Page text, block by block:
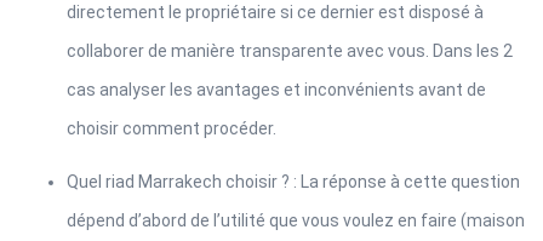
directement le propriétaire si ce dernier est disposé à
collaborer de manière transparente avec vous. Dans les 2
cas analyser les avantages et inconvénients avant de
choisir comment procéder.
Quel riad Marrakech choisir ? : La réponse à cette question
dépend d’abord de l’utilité que vous voulez en faire (maison